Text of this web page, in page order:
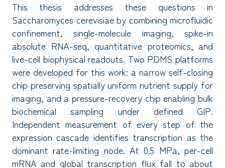
This thesis addresses these questions in
Saccharomyces cerevisiae by combining microfluidic
confinement, single-molecule imaging, spike-in
absolute RNA-seq, quantitative proteomics, and
live-cell biophysical readouts. Two PDMS platforms
were developed for this work: a narrow self-closing
chip preserving spatially uniform nutrient supply for
imaging, and a pressure-recovery chip enabling bulk
biochemical sampling under defined GIP.
Independent measurement of every step of the
expression cascade identifies transcription as the
dominant rate-limiting node. At 0.5 MPa, per-cell
mRNA and global transcription flux fall to about